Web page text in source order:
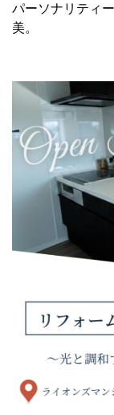
パーソナリティ
美。